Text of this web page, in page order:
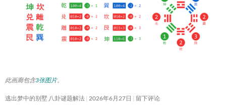
此画廊包含3张图片。
逃出梦中的别墅 八卦谜题解法 2026年6月27日 留下评论